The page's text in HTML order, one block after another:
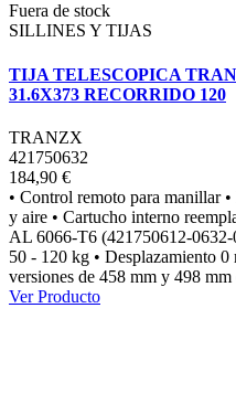
Fuera de stock
SILLINES Y TIJAS
TIJA TELESCOPICA
31.6X373 RECORRIDO 120
TRANZX
421750632
184,90 €
• Control remoto para manillar
y aire • Cartucho interno
AL 6066-T6 (421750612-0632-
50 - 120 kg • Desplazamiento 0
versiones de 458 mm y 498
Ver Producto